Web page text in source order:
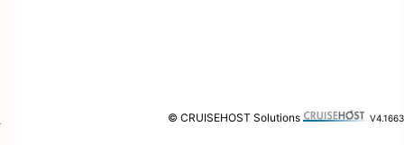
© CRUISEHOST Solutions V4.1663